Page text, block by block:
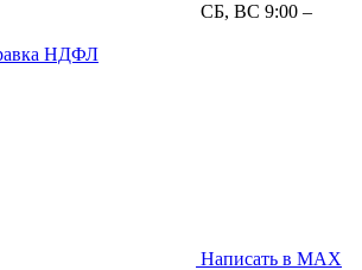
СБ, ВС 9:00 –
НДФЛ
Написать в MAX